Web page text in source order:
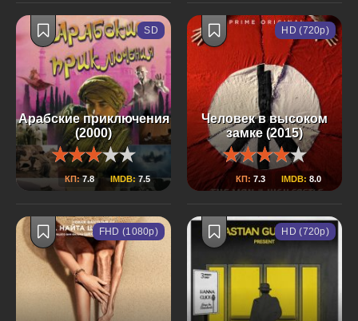
Арабские приключения
(2000)
КП:7.8 IMDB:7.5
SD
Человек в высоком
замке (2015)
КП: 7.3 IMDB: 8.0
HD (720p)
FHD (1080p) HD (720p)